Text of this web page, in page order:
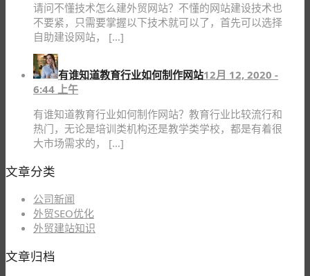
请问不懂技术怎么建外贸网站？不懂的网站建设技术也
不要紧，只需要掌握以下技术就可以了，首先可以选择
自助建设网站， […]
有谁知道教育行业如何制作网站12月 12, 2020 -
6:44 上午
有谁知道教育行业如何制作网站？教育行业比较流行和
热门，无论是培训类机构还是教学类学校，都是有着很
大市场需求的， […]
文章分类
公司新闻
外贸SEO优化
外贸建站知识
文章归档